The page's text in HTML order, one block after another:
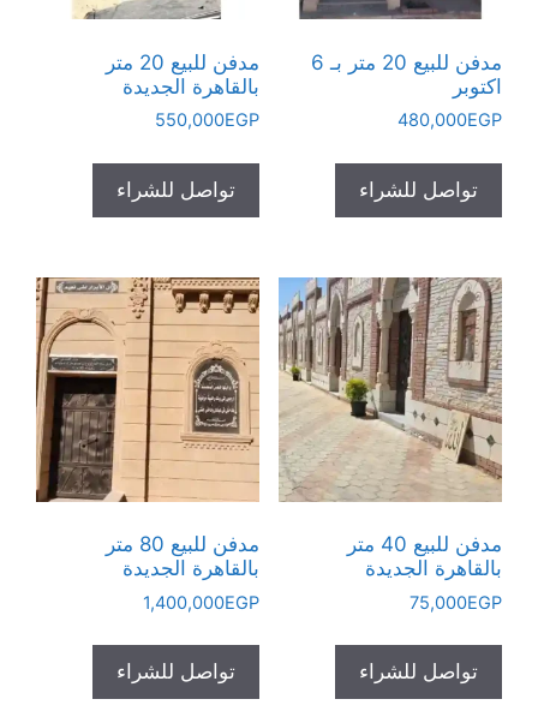
مدفن للبيع 20 متر بـ 6
اكتوبر
480,000EGP
تواصل للشراء
مدفن للبيع 20 متر
بالقاهرة الجديدة
550,000EGP
تواصل للشراء
مدفن للبيع 40 متر
بالقاهرة الجديدة
75,000EGP
تواصل للشراء
مدفن للبيع 80 متر
بالقاهرة الجديدة
1,400,000EGP
تواصل للشراء